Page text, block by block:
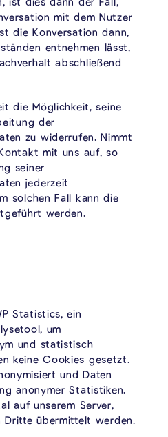
mit dem Nutzer
die Konversation dann,
entnehmen lässt,
abschließend
die Möglichkeit, seine
der
zu widerrufen. Nimmt
mit uns auf, so
seiner
jederzeit
solchen Fall kann die
werden.
Statistics, ein
um
und statistisch
keine Cookies gesetzt.
und Daten
anonymer Statistiken.
auf unserem Server,
Dritte übermittelt werden.